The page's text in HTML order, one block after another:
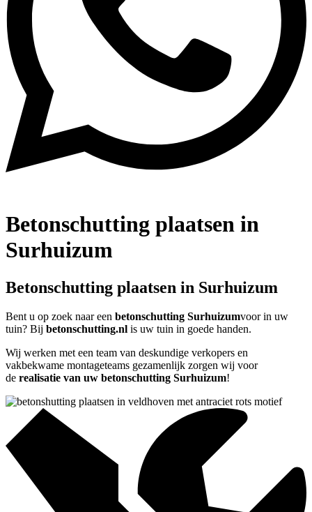
Betonschutting plaatsen in
Surhuizum
Betonschutting plaatsen in Surhuizum
Bent u op zoek naar een betonschutting Surhuizumvoor in uw
tuin? Bij betonschutting.nl is uw tuin in goede handen.
Wij werken met een team van deskundige verkopers en
vakbekwame montageteams gezamenlijk zorgen wij voor
de realisatie van uw betonschutting Surhuizum!